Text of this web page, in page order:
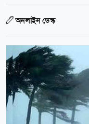
অনলাইন ডেস্ক